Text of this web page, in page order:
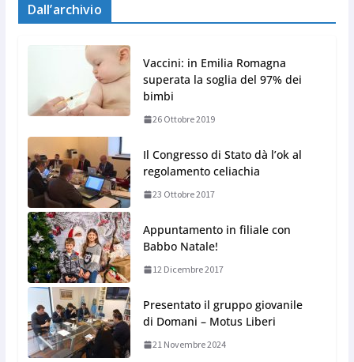
Dall’archivio
Vaccini: in Emilia Romagna
superata la soglia del 97% dei
bimbi
26 Ottobre 2019
Il Congresso di Stato dà l’ok al
regolamento celiachia
23 Ottobre 2017
Appuntamento in filiale con
Babbo Natale!
12 Dicembre 2017
Presentato il gruppo giovanile
di Domani – Motus Liberi
21 Novembre 2024